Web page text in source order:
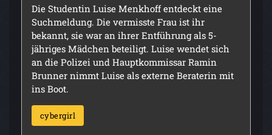
Die Studentin Luise Menkhoff entdeckt eine
Suchmeldung. Die vermisste Frau ist ihr
bekannt, sie war an ihrer Entführung als 5-
jähriges Mädchen beteiligt. Luise wendet sich
an die Polizei und Hauptkommissar Ramin
Brunner nimmt Luise als externe Beraterin mit
ins Boot.
cybergirl